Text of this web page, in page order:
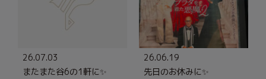
26.07.03
またまた谷6の1軒に✨
26.06.19
先日のお休みに✨